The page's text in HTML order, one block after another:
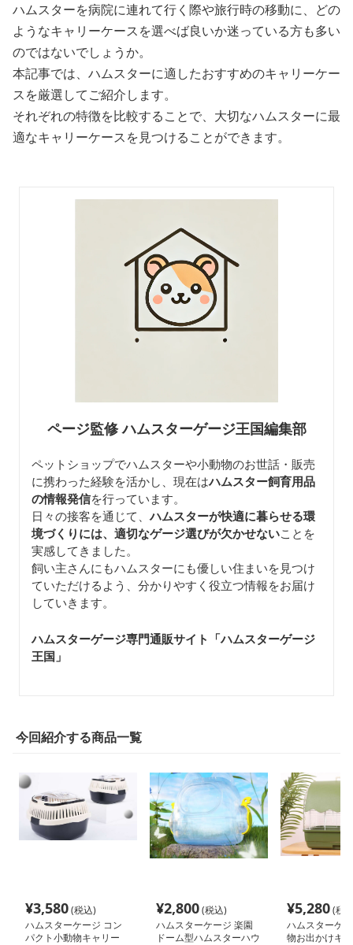
ハムスターを病院に連れて行く際や旅行時の移動に、どの
ようなキャリーケースを選べば良いか迷っている方も多い
のではないでしょうか。
本記事では、ハムスターに適したおすすめのキャリーケー
スを厳選してご紹介します。
それぞれの特徴を比較することで、大切なハムスターに最
適なキャリーケースを見つけることができます。
ページ監修 ハムスターゲージ王国編集部
ペットショップでハムスターや小動物のお世話・販売
に携わった経験を活かし、現在はハムスター飼育用品
の情報発信を行っています。
日々の接客を通じて、ハムスターが快適に暮らせる環
境づくりには、適切なゲージ選びが欠かせないことを
実感してきました。
飼い主さんにもハムスターにも優しい住まいを見つけ
ていただけるよう、分かりやすく役立つ情報をお届け
していきます。
ハムスターゲージ専門通販サイト「ハムスターゲージ
王国」
今回紹介する商品一覧
¥3,580(税込)
ハムスターケージ コン
パクト小動物キャリー
¥2,800(税込)
ハムスターケージ 楽園
ドーム型ハムスターハウ
¥5,280(税
ハムスターケ
物お出かけキ